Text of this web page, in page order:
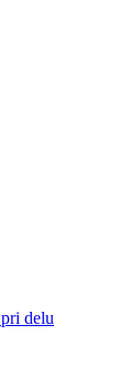
delu